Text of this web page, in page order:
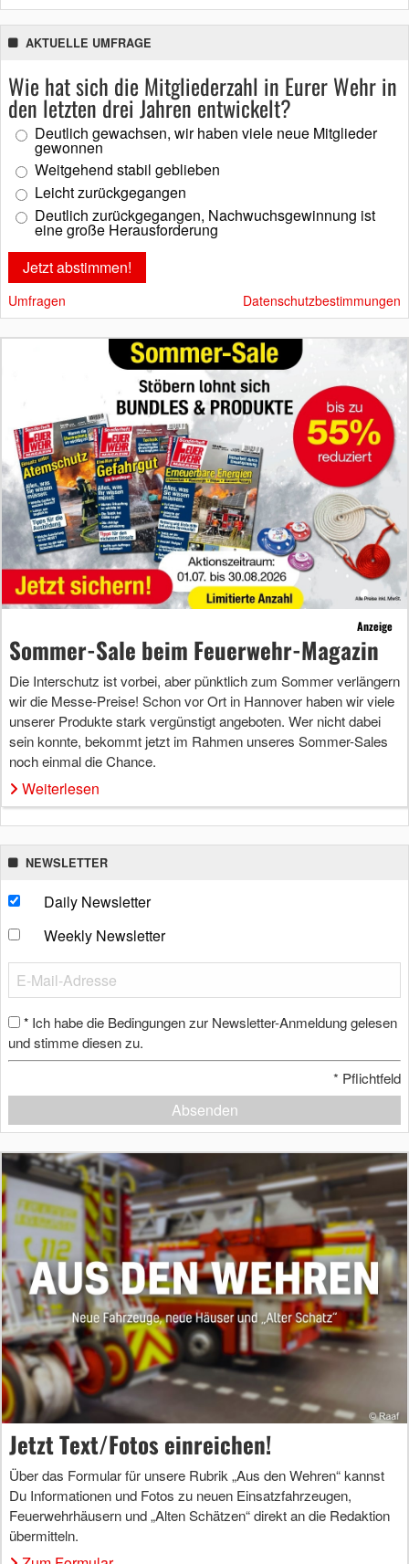
AKTUELLE UMFRAGE
Wie hat sich die Mitgliederzahl in Eurer Wehr in
den letzten drei Jahren entwickelt?
Deutlich gewachsen, wir haben viele neue Mitglieder
gewonnen
Weitgehend stabil geblieben
Leicht zurückgegangen
Deutlich zurückgegangen, Nachwuchsgewinnung ist
eine große Herausforderung
Umfragen Datenschutzbestimmungen
Anzeige
Sommer-Sale beim Feuerwehr-Magazin
Die Interschutz ist vorbei, aber pünktlich zum Sommer verlängern
wir die Messe-Preise! Schon vor Ort in Hannover haben wir viele
unserer Produkte stark vergünstigt angeboten. Wer nicht dabei
sein konnte, bekommt jetzt im Rahmen unseres Sommer-Sales
noch einmal die Chance.
Weiterlesen
NEWSLETTER
Daily Newsletter
Weekly Newsletter
* Ich habe die Bedingungen zur Newsletter-Anmeldung gelesen
und stimme diesen zu.
* Pflichtfeld
Absenden
Jetzt Text/Fotos einreichen!
Über das Formular für unsere Rubrik „Aus den Wehren“ kannst
Du Informationen und Fotos zu neuen Einsatzfahrzeugen,
Feuerwehrhäusern und „Alten Schätzen“ direkt an die Redaktion
übermitteln.